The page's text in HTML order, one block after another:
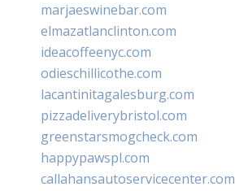
marjaeswinebar.com
elmazatlanclinton.com
ideacoffeenyc.com
odieschillicothe.com
lacantinitagalesburg.com
pizzadeliverybristol.com
greenstarsmogcheck.com
happypawspl.com
callahansautoservicecenter.com